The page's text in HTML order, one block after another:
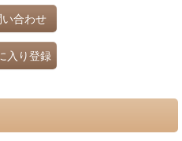
い合わせ
入り登録